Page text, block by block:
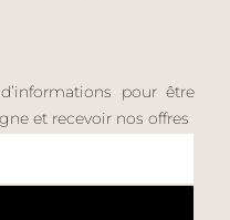
pour être
et recevoir nos offres